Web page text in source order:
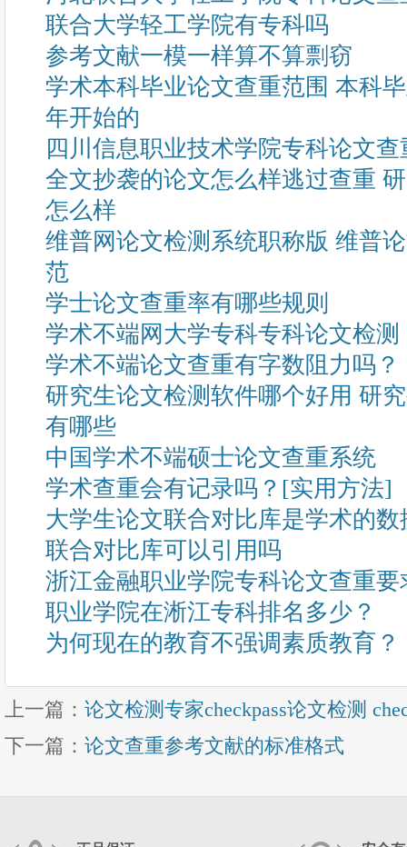
联合大学轻工学院有专科吗
参考文献一模一样算不算剽窃
学术本科毕业论文查重范围 本科
年开始的
四川信息职业技术学院专科论文
全文抄袭的论文怎么样逃过查重
怎么样
维普网论文检测系统职称版 维普
范
学士论文查重率有哪些规则
学术不端网大学专科专科论文检测
学术不端论文查重有字数阻力吗？
研究生论文检测软件哪个好用 研
有哪些
中国学术不端硕士论文查重系统
学术查重会有记录吗？[实用方法]
大学生论文联合对比库是学术的
联合对比库可以引用吗
浙江金融职业学院专科论文查重
职业学院在淅江专科排名多少？
为何现在的教育不强调素质教育？
上一篇： 论文检测专家checkpass论文检测
下一篇： 论文查重参考文献的标准格式